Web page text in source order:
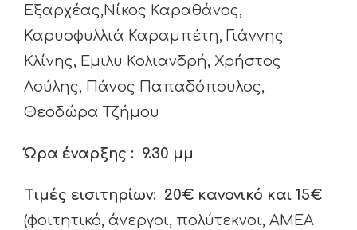
Εξαρχέας,Νίκος Καραθάνος,
Καρυοφυλλιά Καραμπέτη, Γιάννης
Κλίνης, Εμιλυ Κολιανδρή, Χρήστος
Λούλης, Πάνος Παπαδόπουλος,
Θεοδώρα Τζήμου
Ώρα έναρξης : 9.30 μμ
Τιμές εισιτηρίων: 20€ κανονικό και 15€
(φοιτητικό, άνεργοι, πολύτεκνοι, ΑΜΕΑ